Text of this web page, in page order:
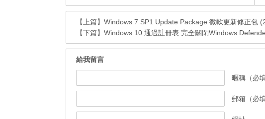
【上篇】 Windows 7 SP1 Update Package 微軟更新修正包
【下篇】 Windows 10 通過註冊表 完全關閉Windows
給我留言
暱稱（必填
郵箱（必填